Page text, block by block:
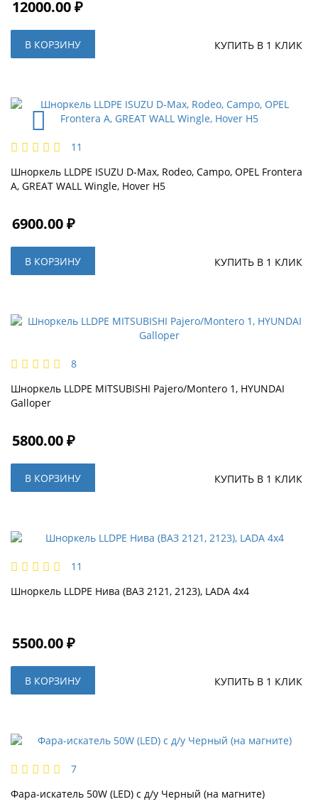
12000.00 ₽
В КОРЗИНУ КУПИТЬ В 1 КЛИК
11
Шноркель LLDPE ISUZU D-Max, Rodeo, Campo, OPEL Frontera
A, GREAT WALL Wingle, Hover H5
6900.00 ₽
В КОРЗИНУ КУПИТЬ В 1 КЛИК
8
Шноркель LLDPE MITSUBISHI Pajero/Montero 1, HYUNDAI
Galloper
5800.00 ₽
В КОРЗИНУ КУПИТЬ В 1 КЛИК
11
Шноркель LLDPE Нива (ВАЗ 2121, 2123), LADA 4x4
5500.00 ₽
В КОРЗИНУ КУПИТЬ В 1 КЛИК
7
Фара-искатель 50W (LED) с д/у Черный (на магните)